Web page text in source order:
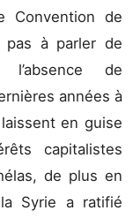
Convention de
pas à parler de
de
années à
en guise
capitalistes
de plus en
Syrie a ratifié